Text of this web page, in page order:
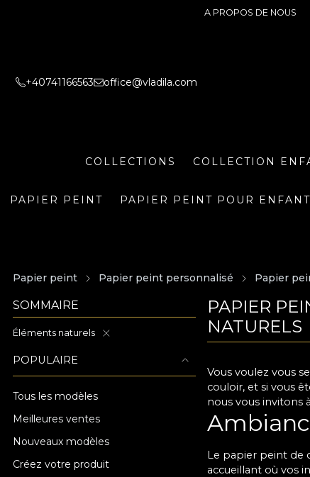
A PROPOS DE NOUS
+40741166563 office@vladila.com
COLLECTIONS COLLECTION
PAPIER PEINT PAPIER PEINT POUR
Papier peint Papier peint personnalisé Papier
SOMMAIRE
Éléments naturels
POPULAIRE
Tous les modèles
Meilleures ventes
Nouveaux modèles
Créez votre produit
PAPIER
NATURELS
Vous voulez vous
couloir, et si vous
nous vous invitons
Le papier peint de
accueillant où vos